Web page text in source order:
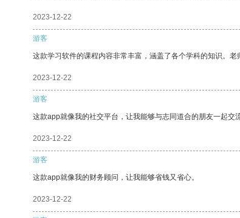
2023-12-22
游客
这款学习软件的课程内容非常丰富，涵盖了各个学科的知识。老
2023-12-22
游客
这款app就像我的社交平台，让我能够与志同道合的朋友一起交流
2023-12-22
游客
这款app就像我的财务顾问，让我能够省钱又省心。
2023-12-22